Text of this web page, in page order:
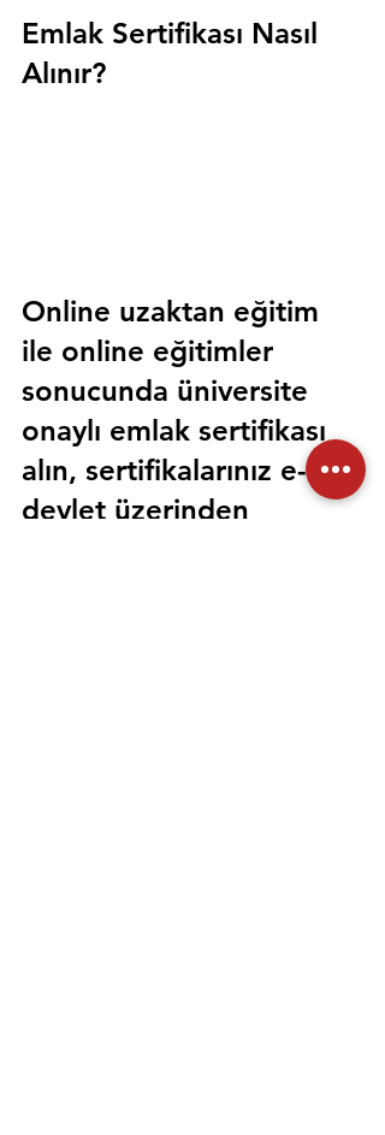
Emlak Sertifikası Nasıl
Alınır?
Online uzaktan eğitim
ile online eğitimler
sonucunda üniversite
onaylı emlak sertifikası
alın, sertifikalarınız e-
devlet üzerinden